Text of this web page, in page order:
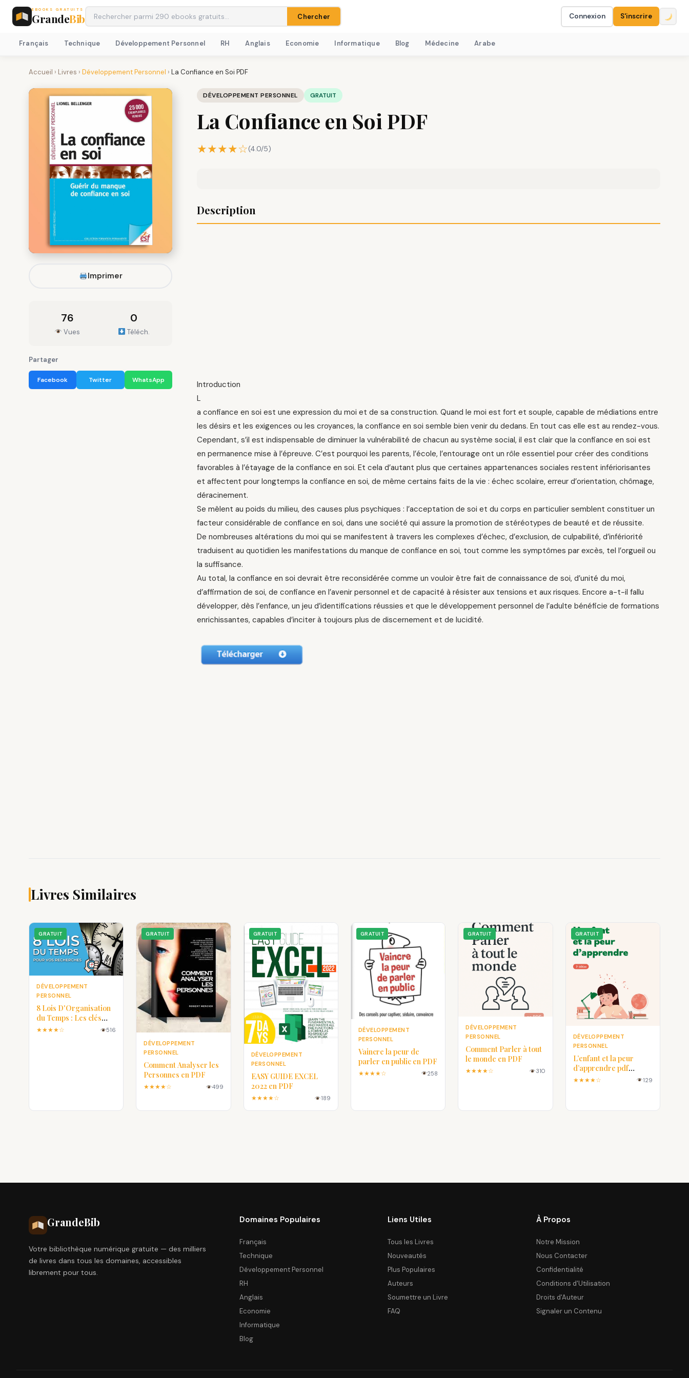
EBOOKS GRATUITS
GrandeBib Chercher Connexion S'inscrire
Français Technique Développement Personnel RH Anglais Economie Informatique Blog Médecine Arabe
Accueil › Livres › Développement Personnel › La Confiance en Soi PDF
Imprimer
76
Vues
0
Téléch.
Partager
Facebook Twitter WhatsApp
DÉVELOPPEMENT PERSONNEL GRATUIT
La Confiance en Soi PDF
★★★★☆(4.0/5)
Description
Introduction
L
a confiance en soi est une expression du moi et de sa construction. Quand le moi est fort et souple, capable de médiations entre
les désirs et les exigences ou les croyances, la confiance en soi semble bien venir du dedans. En tout cas elle est au rendez-vous.
Cependant, s’il est indispensable de diminuer la vulnérabilité de chacun au système social, il est clair que la confiance en soi est
en permanence mise à l’épreuve. C’est pourquoi les parents, l’école, l’entourage ont un rôle essentiel pour créer des conditions
favorables à l’étayage de la confiance en soi. Et cela d’autant plus que certaines appartenances sociales restent infériorisantes
et affectent pour longtemps la confiance en soi, de même certains faits de la vie : échec scolaire, erreur d’orientation, chômage,
déracinement.
Se mêlent au poids du milieu, des causes plus psychiques : l’acceptation de soi et du corps en particulier semblent constituer un
facteur considérable de confiance en soi, dans une société qui assure la promotion de stéréotypes de beauté et de réussite.
De nombreuses altérations du moi qui se manifestent à travers les complexes d’échec, d’exclusion, de culpabilité, d’infériorité
traduisent au quotidien les manifestations du manque de confiance en soi, tout comme les symptômes par excès, tel l’orgueil ou
la suffisance.
Au total, la confiance en soi devrait être reconsidérée comme un vouloir être fait de connaissance de soi, d’unité du moi,
d’affirmation de soi, de confiance en l’avenir personnel et de capacité à résister aux tensions et aux risques. Encore a-t-il fallu
développer, dès l’enfance, un jeu d’identifications réussies et que le développement personnel de l’adulte bénéficie de formations
enrichissantes, capables d’inciter à toujours plus de discernement et de lucidité.
Livres Similaires
GRATUIT
DÉVELOPPEMENT
PERSONNEL
8 Lois D'Organisation
du Temps : Les clés
pour une vie plus
★★★★☆ 516
GRATUIT
DÉVELOPPEMENT
PERSONNEL
Comment Analyser les
Personnes en PDF
★★★★☆ 499
GRATUIT
DÉVELOPPEMENT
PERSONNEL
EASY GUIDE EXCEL
2022 en PDF
★★★★☆ 189
GRATUIT
DÉVELOPPEMENT
PERSONNEL
Vaincre la peur de
parler en public en PDF
★★★★☆ 258
GRATUIT
DÉVELOPPEMENT
PERSONNEL
Comment Parler à tout
le monde en PDF
★★★★☆ 310
GRATUIT
DÉVELOPPEMENT
PERSONNEL
L’enfant et la peur
d’apprendre pdf
gratuit
★★★★☆ 129
GrandeBib
Votre bibliothèque numérique gratuite — des milliers
de livres dans tous les domaines, accessibles
librement pour tous.
Domaines Populaires
Français
Technique
Développement Personnel
RH
Anglais
Economie
Informatique
Blog
Liens Utiles
Tous les Livres
Nouveautés
Plus Populaires
Auteurs
Soumettre un Livre
FAQ
À Propos
Notre Mission
Nous Contacter
Confidentialité
Conditions d'Utilisation
Droits d'Auteur
Signaler un Contenu